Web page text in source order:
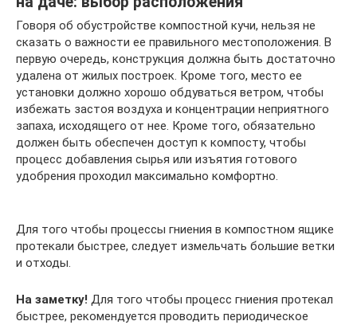
Говоря об обустройстве компостной кучи, нельзя не
сказать о важности ее правильного местоположения. В
первую очередь, конструкция должна быть достаточно
удалена от жилых построек. Кроме того, место ее
установки должно хорошо обдуваться ветром, чтобы
избежать застоя воздуха и концентрации неприятного
запаха, исходящего от нее. Кроме того, обязательно
должен быть обеспечен доступ к компосту, чтобы
процесс добавления сырья или изъятия готового
удобрения проходил максимально комфортно.
Для того чтобы процессы гниения в компостном ящике
протекали быстрее, следует измельчать большие ветки
и отходы.
На заметку! Для того чтобы процесс гниения протекал
быстрее, рекомендуется проводить периодическое